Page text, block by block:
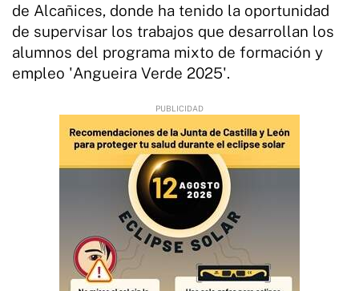
de Alcañices, donde ha tenido la oportunidad
de supervisar los trabajos que desarrollan los
alumnos del programa mixto de formación y
empleo 'Angueira Verde 2025'.